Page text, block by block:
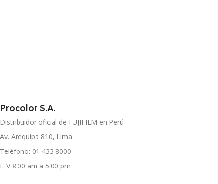
Procolor S.A.
Distribuidor oficial de FUJIFILM en Perú
Av. Arequipa 810, Lima
Teléfono: 01 433 8000
L-V 8:00 am a 5:00 pm